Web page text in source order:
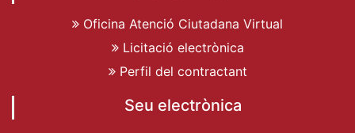
Oficina Atenció Ciutadana Virtual
Licitació electrònica
Perfil del contractant
Seu electrònica